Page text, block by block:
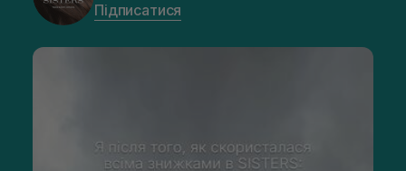
Підписатися